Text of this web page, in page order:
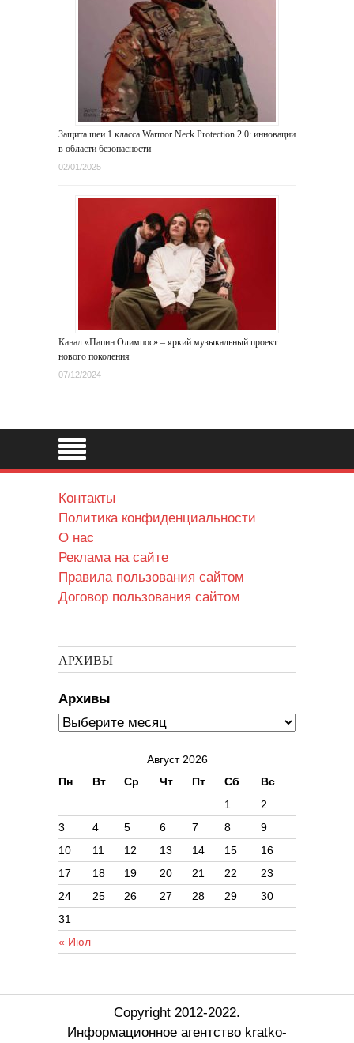
Защита шеи 1 класса Warmor Neck Protection 2.0: инновации
в области безопасности
02/01/2025
Канал «Папин Олимпос» – яркий музыкальный проект
нового поколения
07/12/2024
Контакты
Политика конфиденциальности
О нас
Реклама на сайте
Правила пользования сайтом
Договор пользования сайтом
АРХИВЫ
Архивы
Август 2026
Пн
Вт Ср Чт Пт Сб Вс
« Июл
1
2
3
4 5 6 7 8
9
10
11 12 13 14 15
16
17
18 19 20 21 22
23
24
25 26 27 28 29
30
31
Copyright 2012-2022.
Информационное агентство kratko-